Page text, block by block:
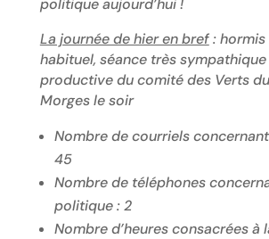
politique aujourd’hui !
La journée de hier en bref: hormis
habituel, séance très
productive du comité des Verts
Morges le soir
Nombre de courriels
45
Nombre de téléphones
politique : 2
Nombre d’heures consacrées à